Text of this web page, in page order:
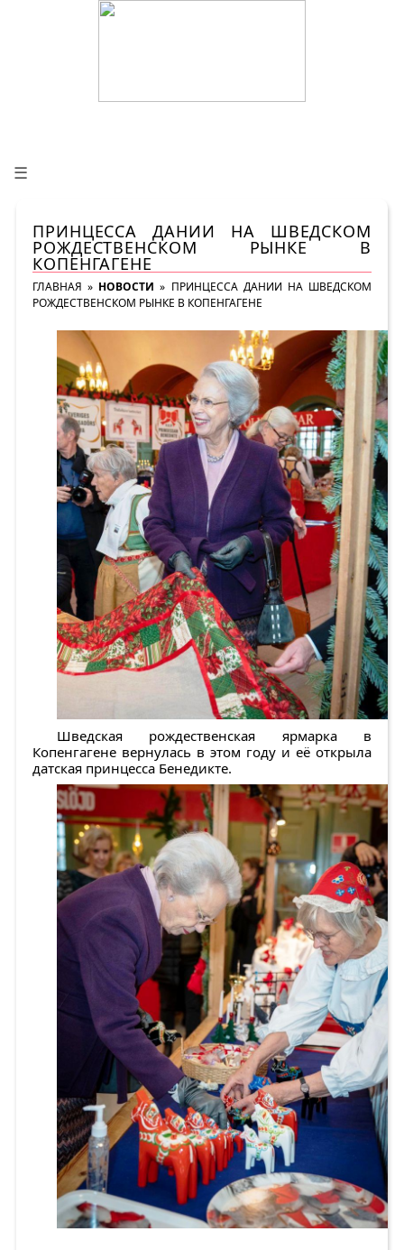
☰
ПРИНЦЕССА ДАНИИ НА ШВЕДСКОМ
РОЖДЕСТВЕНСКОМ РЫНКЕ В
КОПЕНГАГЕНЕ
ГЛАВНАЯ » НОВОСТИ » ПРИНЦЕССА ДАНИИ НА ШВЕДСКОМ
РОЖДЕСТВЕНСКОМ РЫНКЕ В КОПЕНГАГЕНЕ
Шведская рождественская ярмарка в
Копенгагене вернулась в этом году и её открыла
датская принцесса Бенедикте.